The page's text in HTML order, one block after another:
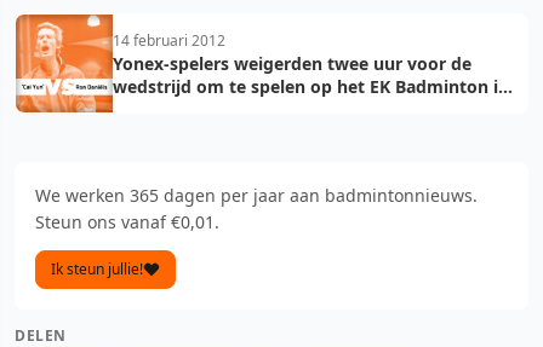
14 februari 2012
Yonex-spelers weigerden twee uur voor de
wedstrijd om te spelen op het EK Badminton in
We werken 365 dagen per jaar aan badmintonnieuws.
Steun ons vanaf €0,01.
Ik steun jullie!
DELEN